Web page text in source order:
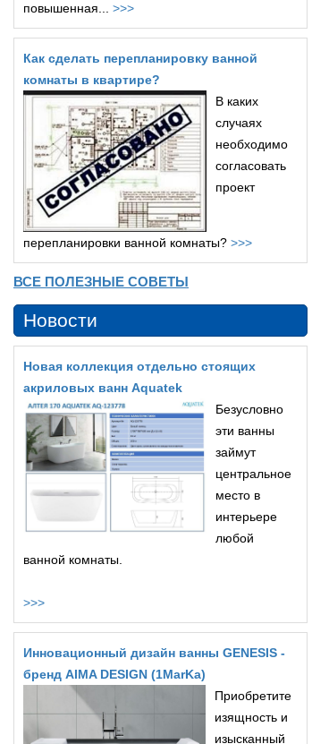
повышенная... >>>
Как сделать перепланировку ванной
комнаты в квартире?
В каких
случаях
необходимо
согласовать
проект
перепланировки ванной комнаты? >>>
ВСЕ ПОЛЕЗНЫЕ СОВЕТЫ
Новости
Новая коллекция отдельно стоящих
акриловых ванн Aquatek
Безусловно
эти ванны
займут
центральное
место в
интерьере
любой
ванной комнаты.
>>>
Инновационный дизайн ванны GENESIS -
бренд AIMA DESIGN (1MarKa)
Приобретите
изящность и
изысканный